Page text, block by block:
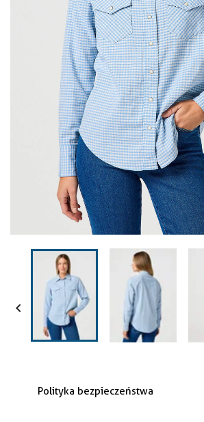

Polityka bezpieczeństwa